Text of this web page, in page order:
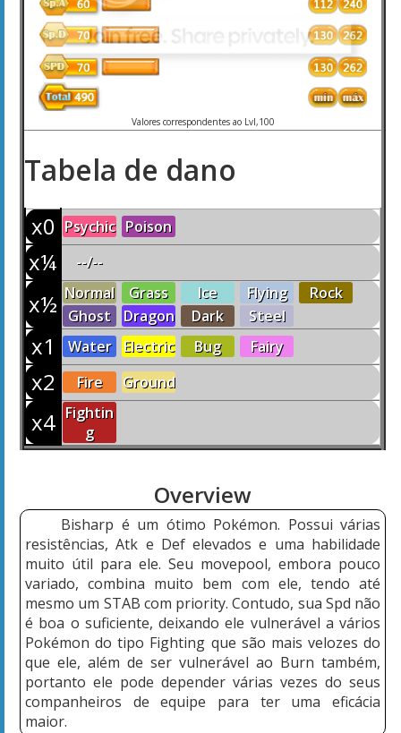
Valores correspondentes ao Lvl,100
Tabela de dano
x0 Psychic Poison
x¼ --/--
x½ Normal Grass Ice Flying
Rock
Ghost
Dragon Dark Steel
x1 Water Electric Bug Fairy
x2 Fire Ground
x4 Fightin
g
Overview
Bisharp é um ótimo Pokémon. Possui várias
resistências, Atk e Def elevados e uma habilidade
muito útil para ele. Seu movepool, embora pouco
variado, combina muito bem com ele, tendo até
mesmo um STAB com priority. Contudo, sua Spd não
é boa o suficiente, deixando ele vulnerável a vários
Pokémon do tipo Fighting que são mais velozes do
que ele, além de ser vulnerável ao Burn também,
portanto ele pode depender várias vezes do seus
companheiros de equipe para ter uma eficácia
maior.